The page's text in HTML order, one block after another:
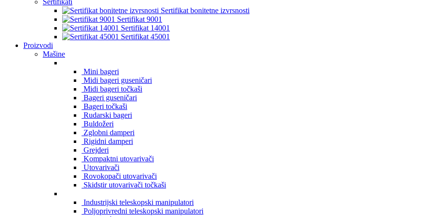
Sertifikati
Sertifikat bonitetne izvrsnosti
Sertifikat 9001
Sertifikat 14001
Sertifikat 45001
Proizvodi
Mašine
Mini bageri
Midi bageri guseničari
Midi bageri točkaši
Bageri guseničari
Bageri točkaši
Rudarski bageri
Buldožeri
Zglobni damperi
Rigidni damperi
Grejderi
Kompaktni utovarivači
Utovarivači
Rovokopači utovarivači
Skidstir utovarivači točkaši
Industrijski teleskopski manipulatori
Poljoprivredni teleskopski manipulatori